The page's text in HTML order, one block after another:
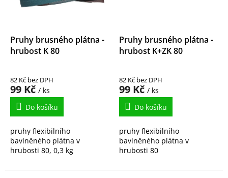
Pruhy brusného plátna -
hrubost K 80
82 Kč bez DPH
99 Kč / ks
Do košíku
pruhy flexibilního
bavlněného plátna v
hrubosti 80, 0,3 kg
Pruhy brusného plátna -
hrubost K+ZK 80
82 Kč bez DPH
99 Kč / ks
Do košíku
pruhy flexibilního
bavlněného plátna v
hrubosti 80